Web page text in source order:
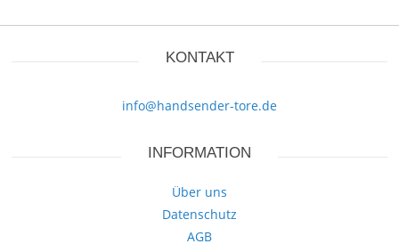
KONTAKT
info@handsender-tore.de
INFORMATION
Über uns
Datenschutz
AGB